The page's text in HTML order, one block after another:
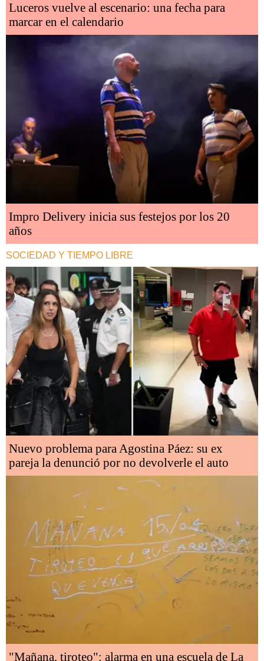
Luceros vuelve al escenario: una fecha para
marcar en el calendario
Impro Delivery inicia sus festejos por los 20
años
SOCIEDAD Y TIEMPO LIBRE
Nuevo problema para Agostina Páez: su ex
pareja la denunció por no devolverle el auto
"Mañana, tiroteo": alarma en una escuela de La